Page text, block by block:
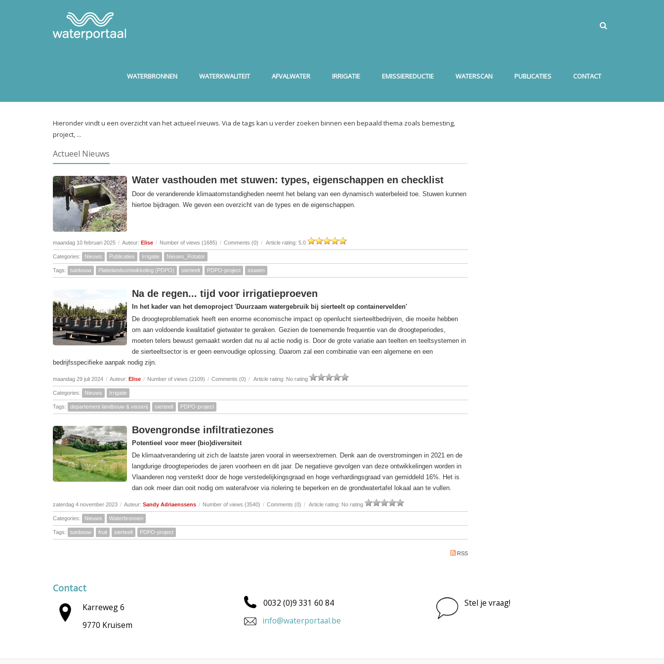
WATERBRONNEN WATERKWALITEIT AFVALWATER IRRIGATIE EMISSIEREDUCTIE WATERSCAN PUBLICATIES CONTACT
Hieronder vindt u een overzicht van het actueel nieuws. Via de tags kan u verder zoeken binnen een bepaald thema zoals bemesting,
project, ...
Actueel Nieuws
Water vasthouden met stuwen: types, eigenschappen en checklist
Door de veranderende klimaatomstandigheden neemt het belang van een dynamisch waterbeleid toe. Stuwen kunnen
hiertoe bijdragen. We geven een overzicht van de types en de eigenschappen.
maandag 10 februari 2025 / Auteur: Elise / Number of views (1685) / Comments (0) / Article rating: 5.0
Categories: Nieuws Publicaties Irrigatie Nieuws_Rotator
Tags: tuinbouw Plattelandsontwikkeling (PDPO) sierteelt PDPO-project stuwen
Na de regen... tijd voor irrigatieproeven
In het kader van het demoproject 'Duurzaam watergebruik bij sierteelt op containervelden'
De droogteproblematiek heeft een enorme economische impact op openlucht sierteeltbedrijven, die moeite hebben
om aan voldoende kwalitatief gietwater te geraken. Gezien de toenemende frequentie van de droogteperiodes,
moeten telers bewust gemaakt worden dat nu al actie nodig is. Door de grote variatie aan teelten en teeltsystemen in
de sierteeltsector is er geen eenvoudige oplossing. Daarom zal een combinatie van een algemene en een
bedrijfsspecifieke aanpak nodig zijn.
maandag 29 juli 2024 / Auteur: Elise / Number of views (2109) / Comments (0) / Article rating: No rating
Categories: Nieuws Irrigatie
Tags: departement landbouw & visserij sierteelt PDPO-project
Bovengrondse infiltratiezones
Potentieel voor meer (bio)diversiteit
De klimaatverandering uit zich de laatste jaren vooral in weersextremen. Denk aan de overstromingen in 2021 en de
langdurige droogteperiodes de jaren voorheen en dit jaar. De negatieve gevolgen van deze ontwikkelingen worden in
Vlaanderen nog versterkt door de hoge verstedelijkingsgraad en hoge verhardingsgraad van gemiddeld 16%. Het is
dan ook meer dan ooit nodig om waterafvoer via riolering te beperken en de grondwatertafel lokaal aan te vullen.
zaterdag 4 november 2023 / Auteur: Sandy Adriaenssens / Number of views (3540) / Comments (0) / Article rating: No rating
Categories: Nieuws Waterbronnen
Tags: tuinbouw fruit sierteelt PDPO-project
RSS
Contact
Karreweg 6
9770 Kruisem
0032 (0)9 331 60 84
info@waterportaal.be
Stel je vraag!